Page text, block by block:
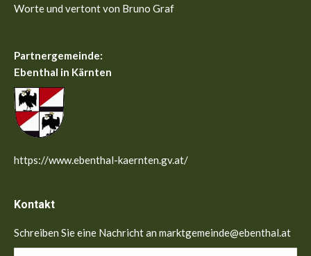
Worte und vertont von Bruno Graf
Partnergemeinde:
Ebenthal in Kärnten
https://www.ebenthal-kaernten.gv.at/
Kontakt
Schreiben Sie eine Nachricht an marktgemeinde@ebenthal.at